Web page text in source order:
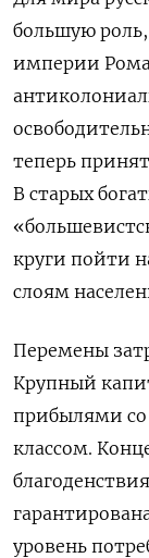
большую
империи
теперь
В старых
круги пойти
слоям
Перемены
Крупный
прибылями
классом.
уровень